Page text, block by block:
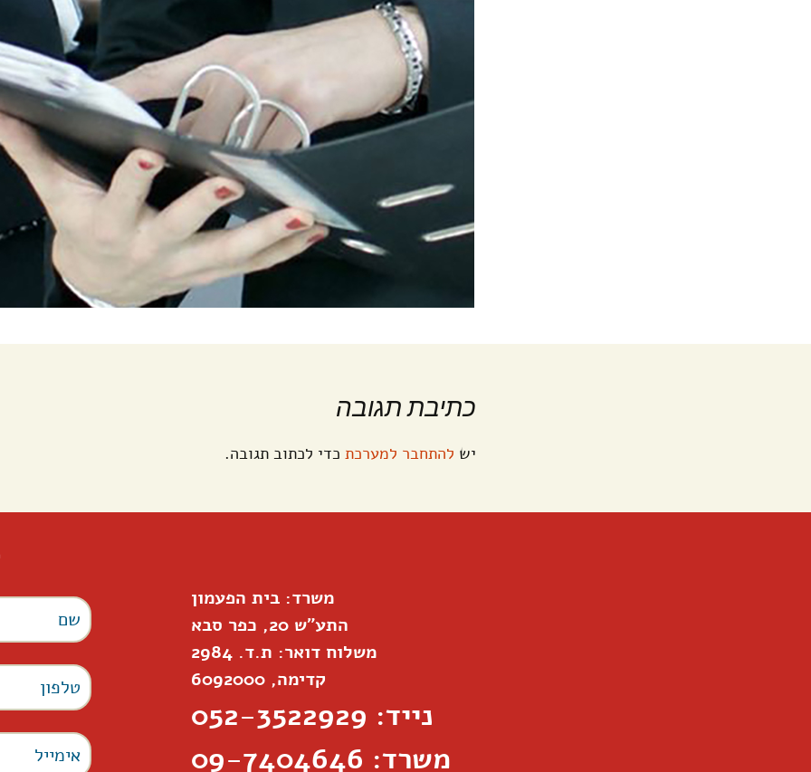
כתיבת תגובה
יש להתחבר למערכת כדי לכתוב תגובה.
משרד: בית הפעמון
התע"ש 20, כפר סבא
משלוח דואר: ת.ד. 2984
קדימה, 6092000
נייד: 052-3522929
משרד: 09-7404646